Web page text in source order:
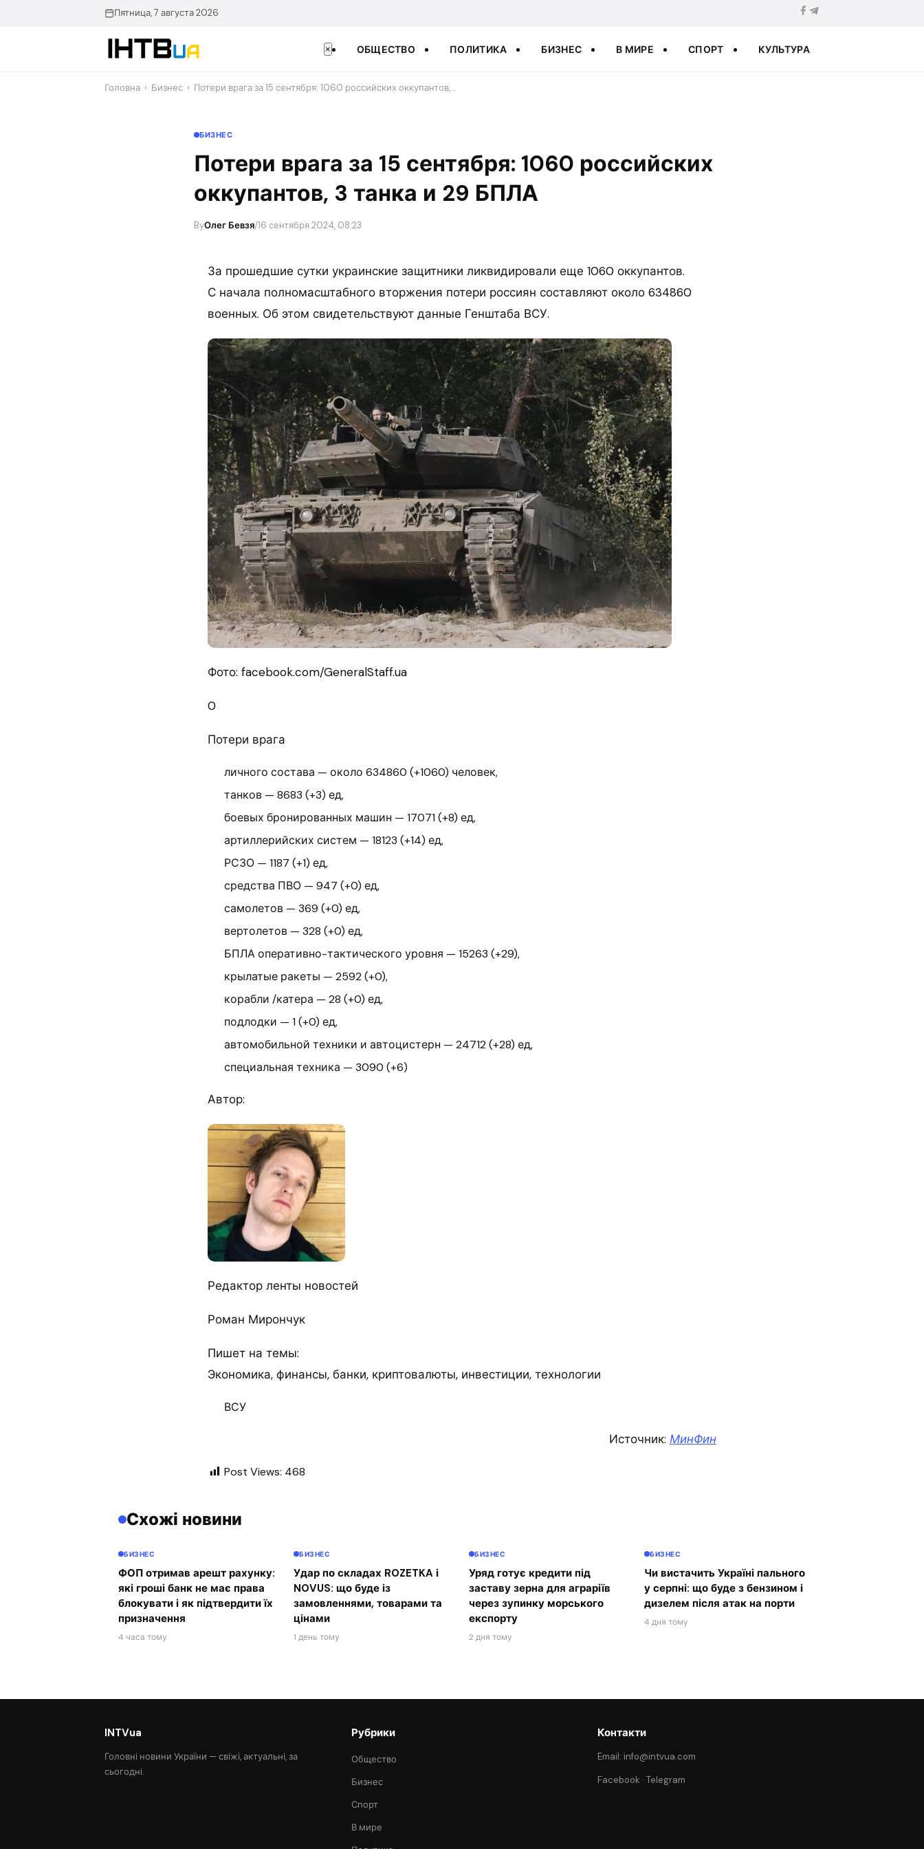
Пятница, 7 августа 2026
× ОБЩЕСТВО ПОЛИТИКА БИЗНЕС В МИРЕ СПОРТ КУЛЬТУРА
Головна › Бизнес › Потери врага за 15 сентября: 1060 российских оккупантов,…
БИЗНЕС
Потери врага за 15 сентября: 1060 российских
оккупантов, 3 танка и 29 БПЛА
ByОлег Бевзя/16 сентября 2024, 08:23
За прошедшие сутки украинские защитники ликвидировали еще 1060 оккупантов.
С начала полномасштабного вторжения потери россиян составляют около 634860
военных. Об этом свидетельствуют данные Генштаба ВСУ.
Фото: facebook.com/GeneralStaff.ua
0
Потери врага
личного состава — около 634860 (+1060) человек,
танков — 8683 (+3) ед,
боевых бронированных машин — 17071 (+8) ед,
артиллерийских систем — 18123 (+14) ед,
РСЗО — 1187 (+1) ед,
средства ПВО — 947 (+0) ед,
самолетов — 369 (+0) ед,
вертолетов — 328 (+0) ед,
БПЛА оперативно-тактического уровня — 15263 (+29),
крылатые ракеты — 2592 (+0),
корабли /катера — 28 (+0) ед,
подлодки — 1 (+0) ед,
автомобильной техники и автоцистерн — 24712 (+28) ед,
специальная техника — 3090 (+6)
Автор:
Редактор ленты новостей
Роман Мирончук
Пишет на темы:
Экономика, финансы, банки, криптовалюты, инвестиции, технологии
ВСУ
Источник: МинФин
Post Views: 468
Схожі новини
БИЗНЕС
ФОП отримав арешт рахунку:
які гроші банк не має права
блокувати і як підтвердити їх
призначення
4 часа тому
БИЗНЕС
Удар по складах ROZETKA і
NOVUS: що буде із
замовленнями, товарами та
цінами
1 день тому
БИЗНЕС
Уряд готує кредити під
заставу зерна для аграріїв
через зупинку морського
експорту
2 дня тому
БИЗНЕС
Чи вистачить Україні пального
у серпні: що буде з бензином і
дизелем після атак на порти
4 дня тому
INTVua
Головні новини України — свіжі, актуальні, за
сьогодні.
Рубрики
Общество
Бизнес
Спорт
В мире
Контакти
Email: info@intvua.com
Facebook ·Telegram